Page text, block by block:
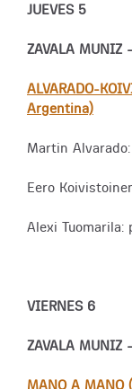
JUEVES 5
ZAVALA MUNIZ
ALVARADO-
Argentina)
Martin
Eero
Alexi Tuomarila:
VIERNES 6
ZAVALA MUNIZ
MANO A MANO